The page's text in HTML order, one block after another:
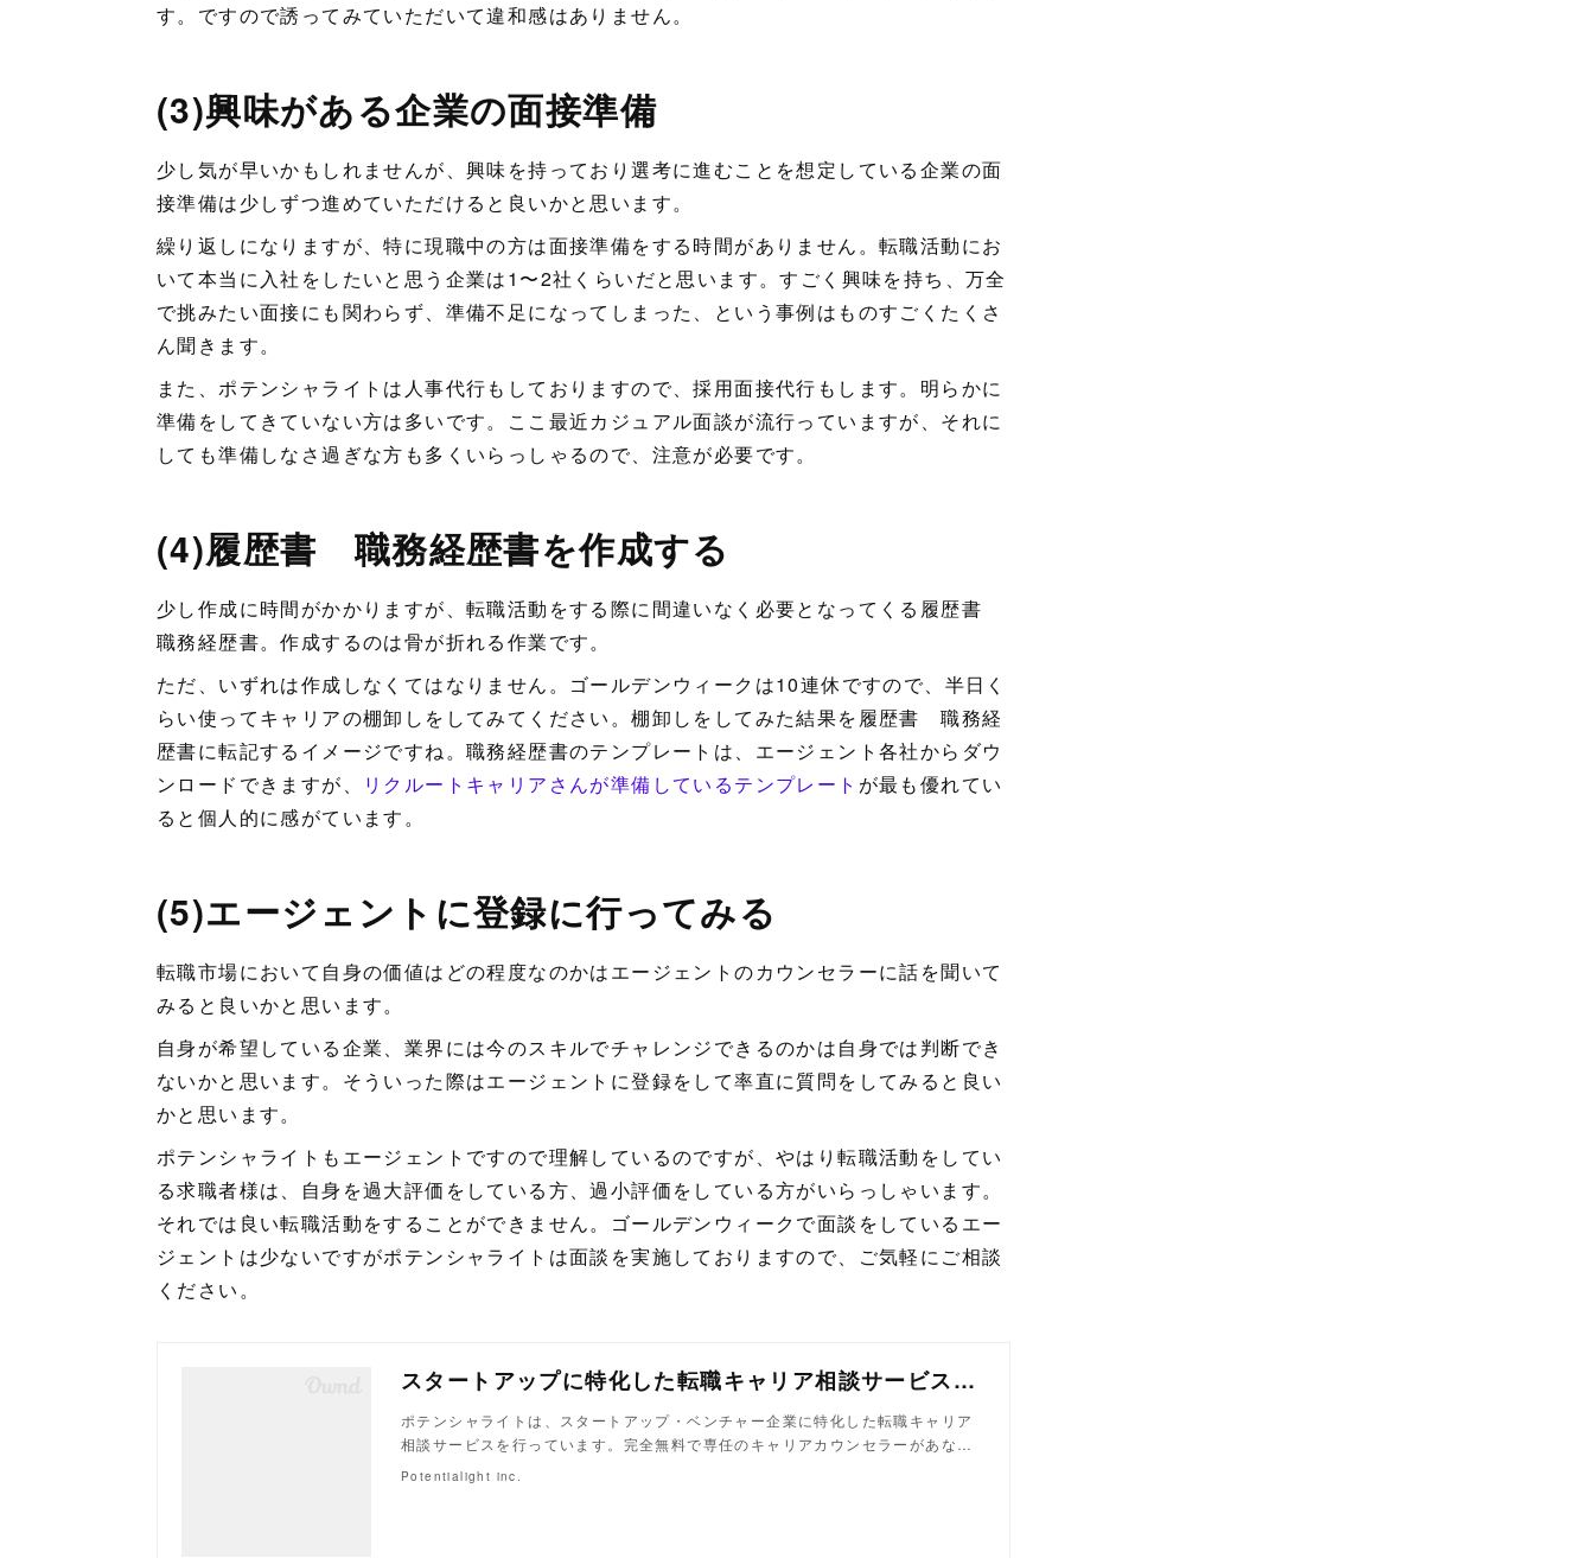
す。ですので誘ってみていただいて違和感はありません。
(3)興味がある企業の面接準備
少し気が早いかもしれませんが、興味を持っており選考に進むことを想定している企業の面
接準備は少しずつ進めていただけると良いかと思います。
繰り返しになりますが、特に現職中の方は面接準備をする時間がありません。転職活動にお
いて本当に入社をしたいと思う企業は1〜2社くらいだと思います。すごく興味を持ち、万全
で挑みたい面接にも関わらず、準備不足になってしまった、という事例はものすごくたくさ
ん聞きます。
また、ポテンシャライトは人事代行もしておりますので、採用面接代行もします。明らかに
準備をしてきていない方は多いです。ここ最近カジュアル面談が流行っていますが、それに
しても準備しなさ過ぎな方も多くいらっしゃるので、注意が必要です。
(4)履歴書 職務経歴書を作成する
少し作成に時間がかかりますが、転職活動をする際に間違いなく必要となってくる履歴書
職務経歴書。作成するのは骨が折れる作業です。
ただ、いずれは作成しなくてはなりません。ゴールデンウィークは10連休ですので、半日く
らい使ってキャリアの棚卸しをしてみてください。棚卸しをしてみた結果を履歴書 職務経
歴書に転記するイメージですね。職務経歴書のテンプレートは、エージェント各社からダウ
ンロードできますが、
リクルートキャリアさんが準備しているテンプレート が最も優れてい
ると個人的に感がています。
(5)エージェントに登録に行ってみる
転職市場において自身の価値はどの程度なのかはエージェントのカウンセラーに話を聞いて
みると良いかと思います。
自身が希望している企業、業界には今のスキルでチャレンジできるのかは自身では判断でき
ないかと思います。そういった際はエージェントに登録をして率直に質問をしてみると良い
かと思います。
ポテンシャライトもエージェントですので理解しているのですが、やはり転職活動をしてい
る求職者様は、自身を過大評価をしている方、過小評価をしている方がいらっしゃいます。
それでは良い転職活動をすることができません。ゴールデンウィークで面談をしているエー
ジェントは少ないですがポテンシャライトは面談を実施しておりますので、ご気軽にご相談
ください。
スタートアップに特化した転職キャリア相談サービス｜ポテンシャライト
ポテンシャライトは、スタートアップ・ベンチャー企業に特化した転職キャリア
相談サービスを行っています。完全無料で専任のキャリアカウンセラーがあな…
Potentialight inc.